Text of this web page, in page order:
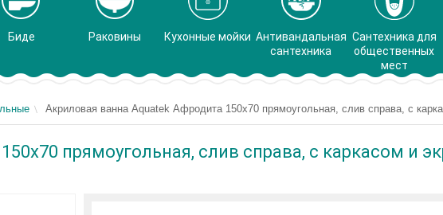
Биде Раковины Кухонные мойки Антивандальная
сантехника
Сантехника для
общественных
мест
Акриловая ванна Aquatek Афродита 150x70 прямоугольная, слив справа, с
прямоугольная, слив справа, с каркасом и